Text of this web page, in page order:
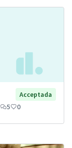
Acceptada
5 0